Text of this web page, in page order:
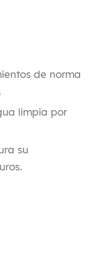
de norma
limpia por
su